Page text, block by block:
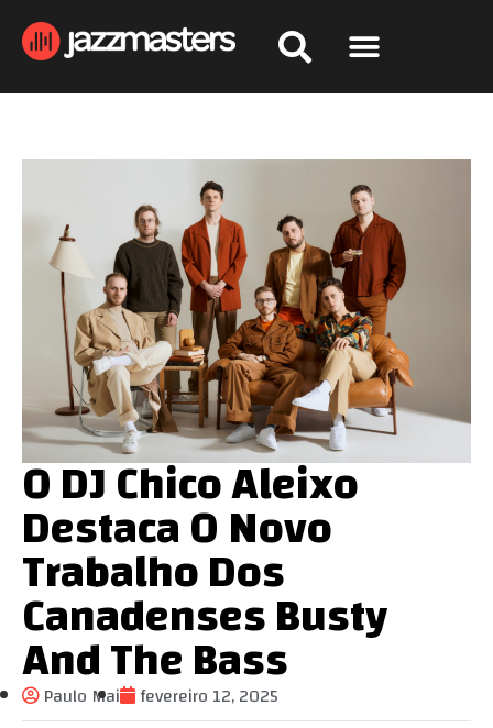
O DJ Chico Aleixo
Destaca O Novo
Trabalho Dos
Canadenses Busty
And The Bass
Paulo Mai
fevereiro 12, 2025